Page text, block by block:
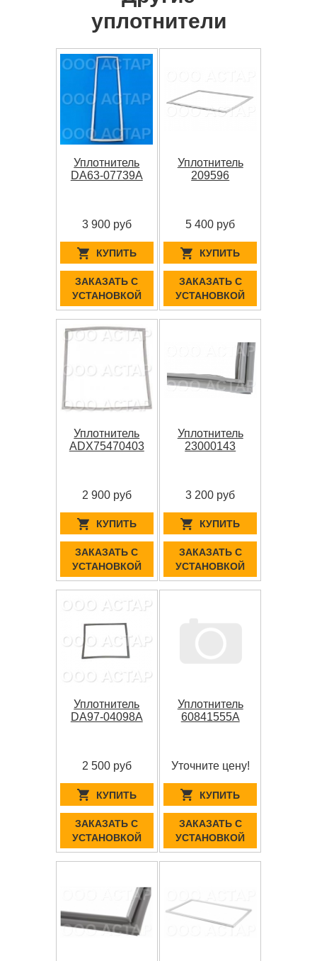
уплотнители
Уплотнитель
DA63-07739A
3 900 руб
КУПИТЬ
ЗАКАЗАТЬ С
УСТАНОВКОЙ
Уплотнитель
209596
5 400 руб
КУПИТЬ
ЗАКАЗАТЬ С
УСТАНОВКОЙ
Уплотнитель
ADX75470403
2 900 руб
КУПИТЬ
ЗАКАЗАТЬ С
УСТАНОВКОЙ
Уплотнитель
23000143
3 200 руб
КУПИТЬ
ЗАКАЗАТЬ С
УСТАНОВКОЙ
Уплотнитель
DA97-04098A
2 500 руб
КУПИТЬ
ЗАКАЗАТЬ С
УСТАНОВКОЙ
Уплотнитель
60841555A
Уточните цену!
КУПИТЬ
ЗАКАЗАТЬ С
УСТАНОВКОЙ